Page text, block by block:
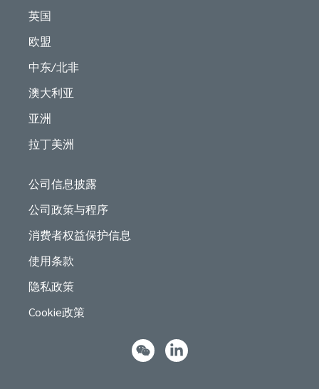
英国
欧盟
中东/北非
澳大利亚
亚洲
拉丁美洲
公司信息披露
公司政策与程序
消费者权益保护信息
使用条款
隐私政策
Cookie政策